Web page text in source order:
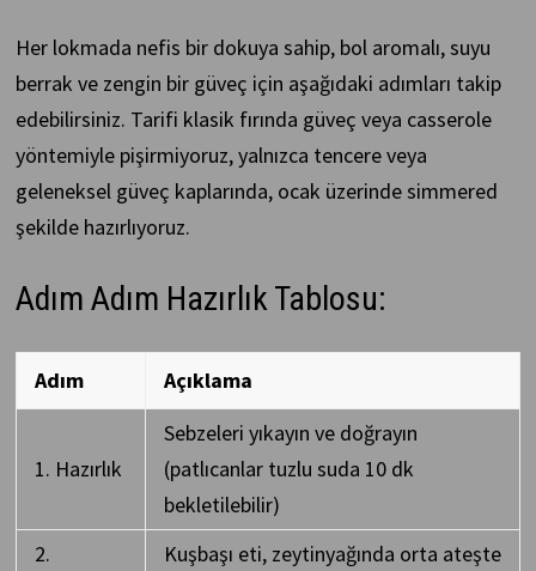
Her lokmada nefis bir dokuya sahip, bol aromalı, suyu
berrak ve zengin bir güveç için aşağıdaki adımları takip
edebilirsiniz. Tarifi klasik fırında güveç veya casserole
yöntemiyle pişirmiyoruz, yalnızca tencere veya
geleneksel güveç kaplarında, ocak üzerinde simmered
şekilde hazırlıyoruz.
Adım Adım Hazırlık Tablosu:
Adım Açıklama
1. Hazırlık
Sebzeleri yıkayın ve doğrayın
(patlıcanlar tuzlu suda 10 dk
bekletilebilir)
2.
Kuşbaşı eti, zeytinyağında orta ateşte